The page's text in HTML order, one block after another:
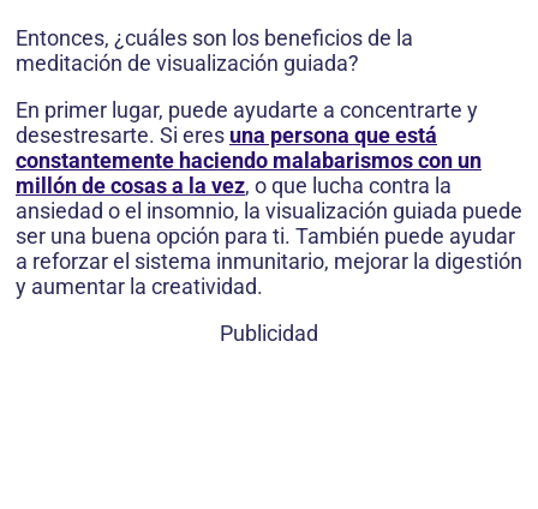
Entonces, ¿cuáles son los beneficios de la
meditación de visualización guiada?
En primer lugar, puede ayudarte a concentrarte y
desestresarte. Si eres una persona que está
constantemente haciendo malabarismos con un
millón de cosas a la vez, o que lucha contra la
ansiedad o el insomnio, la visualización guiada puede
ser una buena opción para ti. También puede ayudar
a reforzar el sistema inmunitario, mejorar la digestión
y aumentar la creatividad.
Publicidad